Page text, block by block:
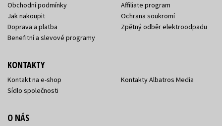
Obchodní podmínky
Jak nakoupit
Doprava a platba
Benefitní a slevové programy
Affiliate program
Ochrana soukromí
Zpětný odběr elektroodpadu
KONTAKTY
Kontakt na e-shop
Sídlo společnosti
Kontakty Albatros Media
O NÁS